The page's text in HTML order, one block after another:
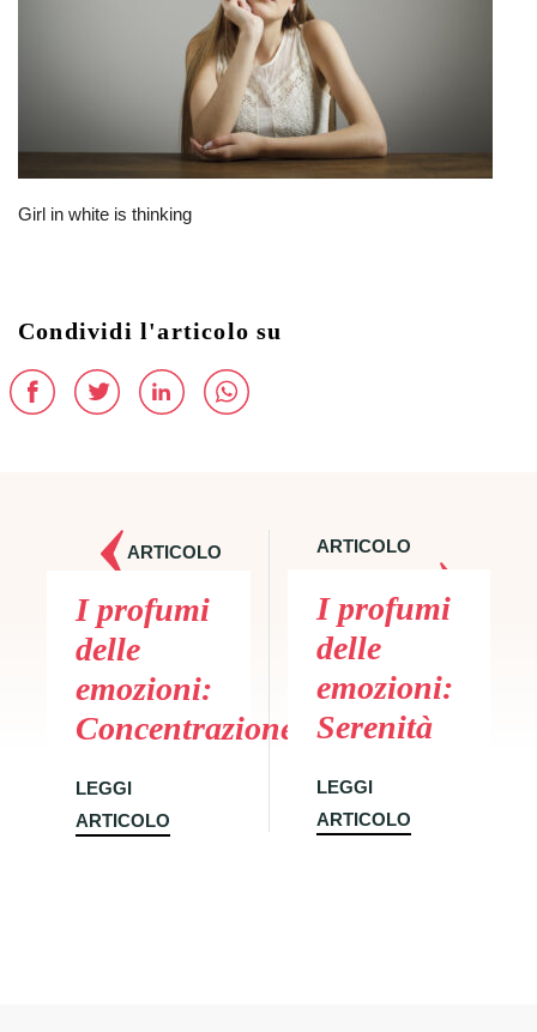
Girl in white is thinking
Condividi l'articolo su
ARTICOLO
PRECEDENTE
I profumi
delle
emozioni:
Concentrazione
LEGGI
ARTICOLO
ARTICOLO
I profumi
delle
emozioni:
Serenità
LEGGI
ARTICOLO